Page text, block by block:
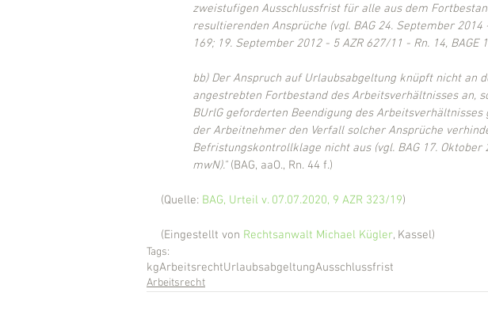
zweistufigen Ausschlussfrist für alle aus dem
resultierenden Ansprüche (vgl. BAG 24. September 2014
169; 19. September 2012 - 5 AZR 627/11 - Rn. 14, BAGE
bb) Der Anspruch auf Urlaubsabgeltung knüpft nicht an
angestrebten Fortbestand des Arbeitsverhältnisses an,
BUrlG geforderten Beendigung des
der Arbeitnehmer den Verfall solcher Ansprüche
Befristungskontrollklage nicht aus (vgl. BAG 17. Oktober
mwN)." (BAG, aaO., Rn. 44 f.)
(Quelle: BAG, Urteil v. 07.07.2020, 9 AZR 323/19)
(Eingestellt von Rechtsanwalt Michael Kügler, Kassel)
Tags:
kgArbeitsrechtUrlaubsabgeltungAusschlussfrist
Arbeitsrecht